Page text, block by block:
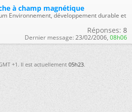
à champ magnétique
Environnement, développement durable et
Réponses: 8
Dernier message: 23/02/2006, 08h06
+1. Il est actuellement05h23.